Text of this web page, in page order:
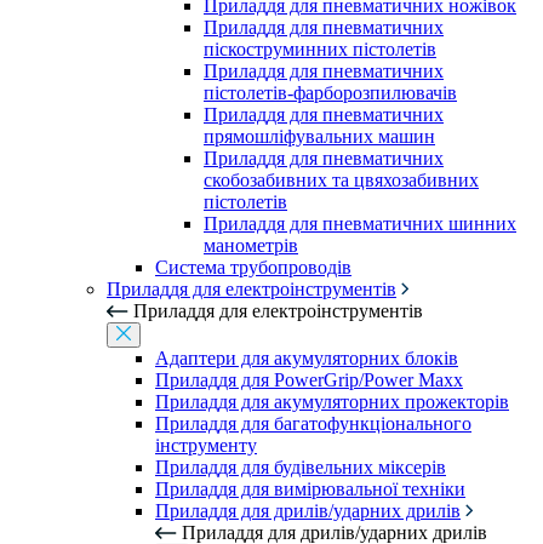
Приладдя для пневматичних ножівок
Приладдя для пневматичних
піскоструминних пістолетів
Приладдя для пневматичних
пістолетів-фарборозпилювачів
Приладдя для пневматичних
прямошліфувальних машин
Приладдя для пневматичних
скобозабивних та цвяхозабивних
пістолетів
Приладдя для пневматичних шинних
манометрів
Система трубопроводів
Приладдя для електроінструментів
Приладдя для електроінструментів
Адаптери для акумуляторних блоків
Приладдя для PowerGrip/Power Maxx
Приладдя для акумуляторних прожекторів
Приладдя для багатофункціонального
інструменту
Приладдя для будівельних міксерів
Приладдя для вимірювальної техніки
Приладдя для дрилів/ударних дрилів
Приладдя для дрилів/ударних дрилів